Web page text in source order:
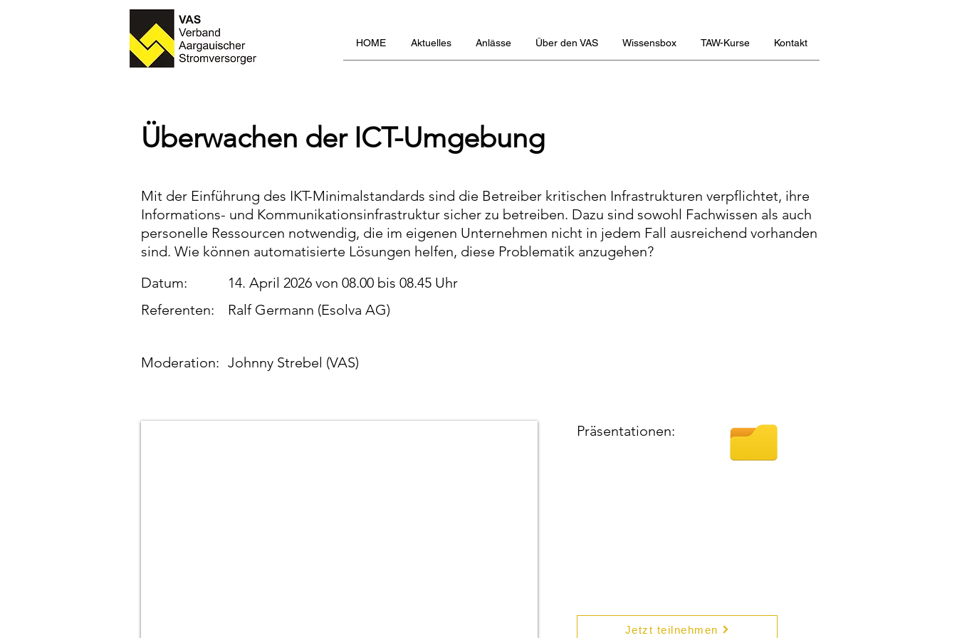
HOME Aktuelles Anlässe Über den VAS Wissensbox TAW-Kurse Kontakt
Überwachen der ICT-Umgebung
Mit der Einführung des IKT-Minimalstandards sind die Betreiber kritischen Infrastrukturen verpflichtet, ihre
Informations- und Kommunikationsinfrastruktur sicher zu betreiben. Dazu sind sowohl Fachwissen als auch
personelle Ressourcen notwendig, die im eigenen Unternehmen nicht in jedem Fall ausreichend vorhanden
sind. Wie können automatisierte Lösungen helfen, diese Problematik anzugehen?
Datum:
Referenten:
14. April 2026 von 08.00 bis 08.45 Uhr
Ralf Germann (Esolva AG)
Moderation: Johnny Strebel (VAS)
Präsentationen:
Jetzt teilnehmen